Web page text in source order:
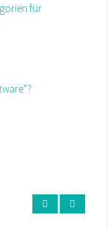
für